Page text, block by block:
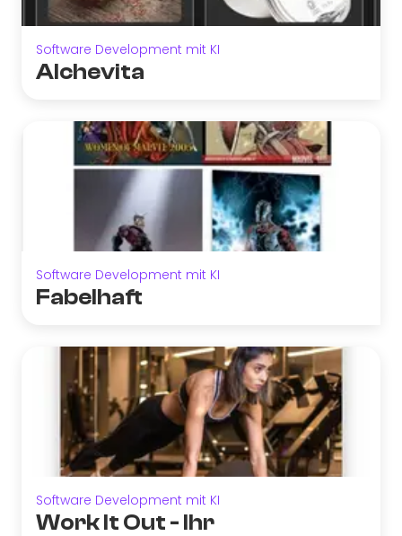
Software Development mit KI
Alchevita
Software Development mit KI
Fabelhaft
Software Development mit KI
Work It Out - Ihr